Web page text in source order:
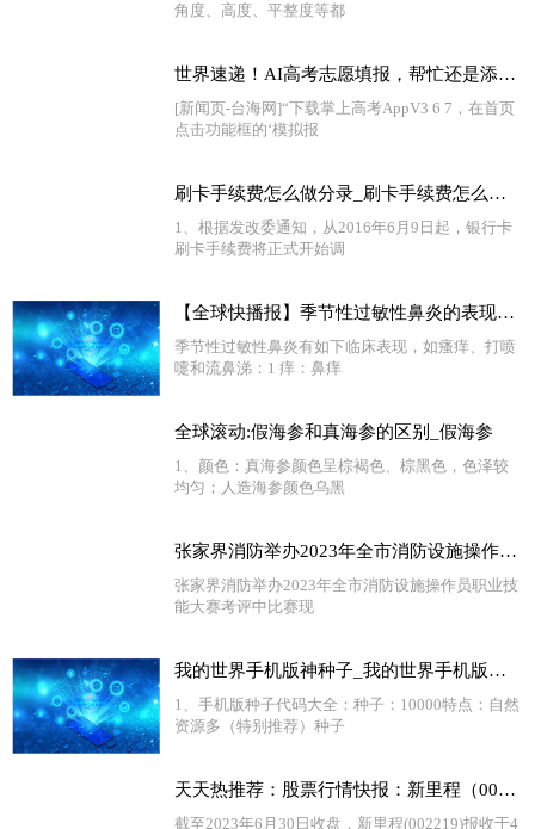
角度、高度、平整度等都
世界速递！AI高考志愿填报，帮忙还是添乱？
[新闻页-台海网]“下载掌上高考AppV3 6 7，在首页
点击功能框的‘模拟报
刷卡手续费怎么做分录_刷卡手续费怎么算|环球热闻
1、根据发改委通知，从2016年6月9日起，银行卡
刷卡手续费将正式开始调
【全球快播报】季节性过敏性鼻炎的表现有哪些_季节性过敏性鼻炎的表现
季节性过敏性鼻炎有如下临床表现，如瘙痒、打喷
嚏和流鼻涕：1 痒：鼻痒
全球滚动:假海参和真海参的区别_假海参
1、颜色：真海参颜色呈棕褐色、棕黑色，色泽较
均匀；人造海参颜色乌黑
张家界消防举办2023年全市消防设施操作员职业技能大赛 天天视点
张家界消防举办2023年全市消防设施操作员职业技
能大赛考评中比赛现
我的世界手机版神种子_我的世界手机版种子 天天短讯
1、手机版种子代码大全：种子：10000特点：自然
资源多（特别推荐）种子
天天热推荐：股票行情快报：新里程（002219）6月30日主力资金净卖出670.50万元
截至2023年6月30日收盘，新里程(002219)报收于4